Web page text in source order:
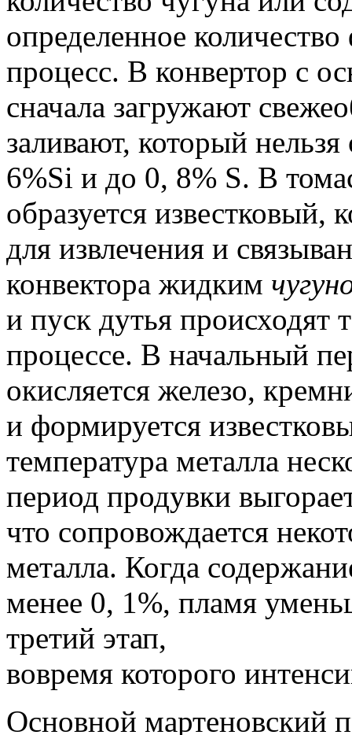
определенное
процесс. В конвертор с
сначала загружают
заливают, который
6%Si и до 0, 8% S. В
образуется известковый,
для извлечения и
конвектора жидким
и пуск дутья происходят
процессе. В начальный
окисляется железо,
и формируется
температура металла
период продувки
что сопровождается
металла. Когда
менее 0, 1%, пламя
третий этап,
вовремя которого
Основной мартеновский